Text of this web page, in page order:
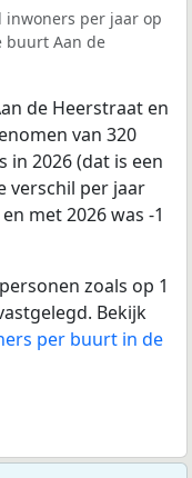
inwoners per jaar op
buurt Aan de
de Heerstraat en
van 320
in 2026 (dat is een
verschil per jaar
met 2026 was -1
zoals op 1
Bekijk
per buurt in de